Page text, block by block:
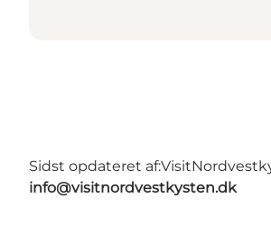
Sidst opdateret af:
info@visitnordvestkysten.dk